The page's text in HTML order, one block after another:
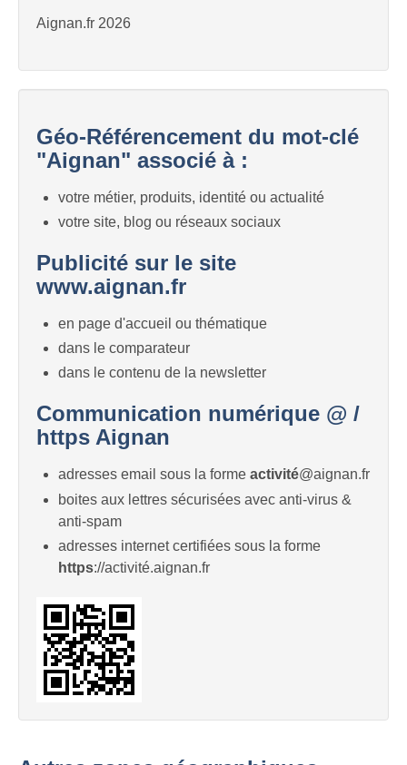
Aignan.fr 2026
Géo-Référencement du mot-clé
"Aignan" associé à :
votre métier, produits, identité ou actualité
votre site, blog ou réseaux sociaux
Publicité sur le site
www.aignan.fr
en page d'accueil ou thématique
dans le comparateur
dans le contenu de la newsletter
Communication numérique @ /
https Aignan
adresses email sous la forme activité@aignan.fr
boites aux lettres sécurisées avec anti-virus &
anti-spam
adresses internet certifiées sous la forme
https://activité.aignan.fr